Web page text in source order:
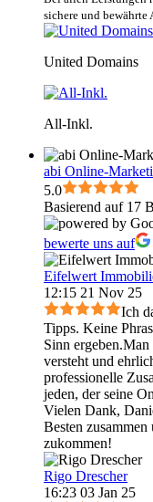
sichere und bewährte
United Domains
All-Inkl.
abi Online-
5.0
Basierend auf 17
bewerte uns auf
Eifelwert
12:15 21 Nov 25
Ich
Tipps. Keine
Sinn
versteht und
professionelle
jeden, der seine
Vielen Dank,
Besten
zukommen!
Rigo Drescher
16:23 03 Jan 25